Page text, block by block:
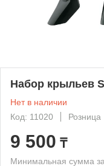
Набор крыльев
Нет в наличии
Код: 11020
Розница
9 500 ₸
Минимальная сумма